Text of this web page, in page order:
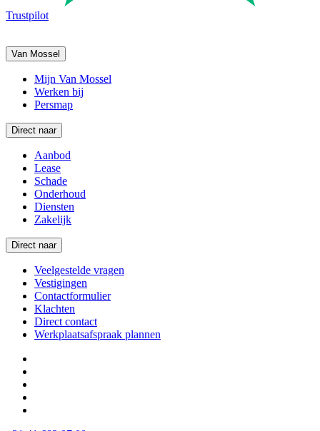
Trustpilot
Van Mossel
Mijn Van Mossel
Werken bij
Persmap
Direct naar
Aanbod
Lease
Schade
Onderhoud
Diensten
Zakelijk
Direct naar
Veelgestelde vragen
Vestigingen
Contactformulier
Klachten
Direct contact
Werkplaatsafspraak plannen